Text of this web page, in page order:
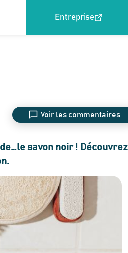
Entreprise
Voir les commentaires
savon noir ! Découvrez